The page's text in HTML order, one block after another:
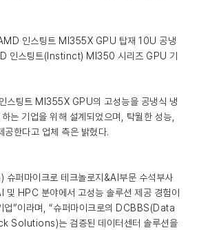
인스팅트 MI355X GPU 탑재 10U 공냉
인스팅트(Instinct) MI350 시리즈 GPU 기
스팅트 MI355X GPU의 고성능을 공냉식 냉
는 기업을 위해 설계되었으며, 탁월한 성능,
공한다고 업체 측은 밝혔다.
퍼마이크로 테크놀로지&AI부문 수석부사
및 HPC 분야에서 고성능 솔루션 제공 경험이
업”이라며, “슈퍼마이크로의 DCBBS(Data
는 검증된 데이터센터 솔루션을